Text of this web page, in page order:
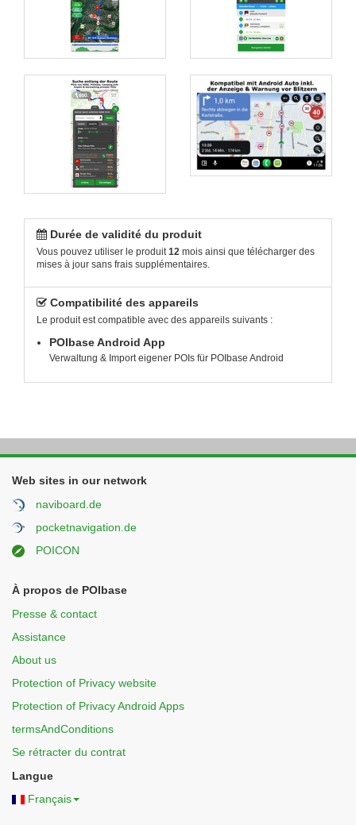
Durée de validité du produit
Vous pouvez utiliser le produit 12 mois ainsi que télécharger des
mises à jour sans frais supplémentaires.
Compatibilité des appareils
Le produit est compatible avec des appareils suivants :
POIbase Android App
Verwaltung & Import eigener POIs für POIbase Android
Web sites in our network
naviboard.de
pocketnavigation.de
POICON
À propos de POIbase
Presse & contact
Assistance
About us
Protection of Privacy website
Protection of Privacy Android Apps
termsAndConditions
Se rétracter du contrat
Langue
Français